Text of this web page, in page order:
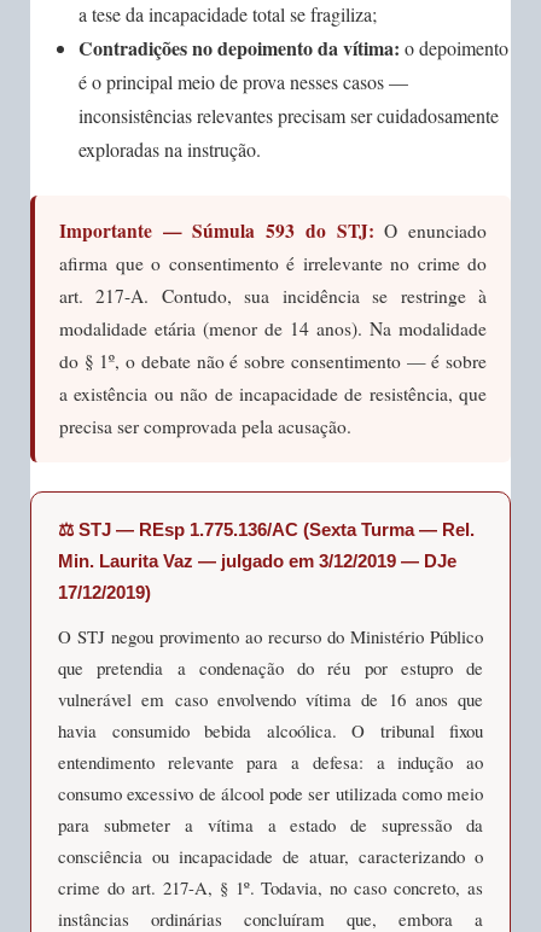
a tese da incapacidade total se fragiliza;
Contradições no depoimento da vítima: o depoimento
é o principal meio de prova nesses casos —
inconsistências relevantes precisam ser cuidadosamente
exploradas na instrução.
Importante — Súmula 593 do STJ: O enunciado
afirma que o consentimento é irrelevante no crime do
art. 217-A. Contudo, sua incidência se restringe à
modalidade etária (menor de 14 anos). Na modalidade
do § 1º, o debate não é sobre consentimento — é sobre
a existência ou não de incapacidade de resistência, que
precisa ser comprovada pela acusação.
⚖️ STJ — REsp 1.775.136/AC (Sexta Turma — Rel.
Min. Laurita Vaz — julgado em 3/12/2019 — DJe
17/12/2019)
O STJ negou provimento ao recurso do Ministério Público
que pretendia a condenação do réu por estupro de
vulnerável em caso envolvendo vítima de 16 anos que
havia consumido bebida alcoólica. O tribunal fixou
entendimento relevante para a defesa: a indução ao
consumo excessivo de álcool pode ser utilizada como meio
para submeter a vítima a estado de supressão da
consciência ou incapacidade de atuar, caracterizando o
crime do art. 217-A, § 1º. Todavia, no caso concreto, as
instâncias ordinárias concluíram que, embora a